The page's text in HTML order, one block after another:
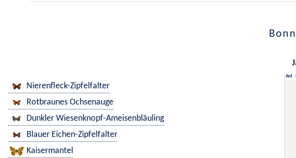
Anf.
Nierenfleck-Zipfelfalter
Rotbraunes Ochsenauge
Dunkler Wiesenknopf-Ameisenbläuling
Blauer Eichen-Zipfelfalter
Kaisermantel